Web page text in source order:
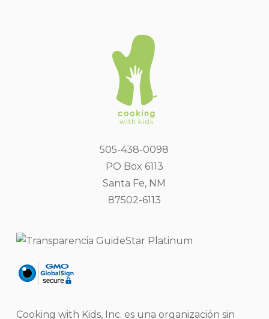
505-438-0098
PO Box 6113
Santa Fe, NM
87502-6113
Cooking with Kids, Inc. es una organización sin